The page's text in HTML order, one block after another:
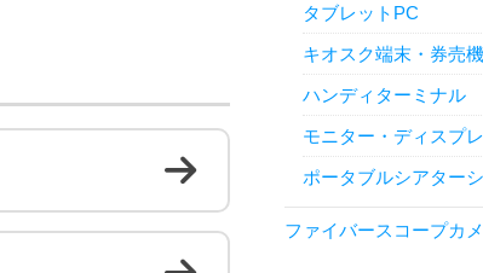
タブレットPC
キオスク端末・券売機
ハンディターミナル
モニター・ディスプ
ポータブルシアター
ファイバースコープカ